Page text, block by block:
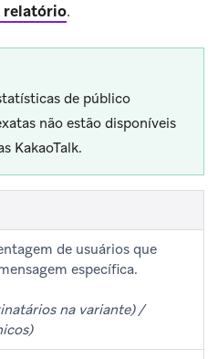
relatório.
de público
não estão disponíveis
KakaoTalk.
de usuários que
específica.
na variante) /